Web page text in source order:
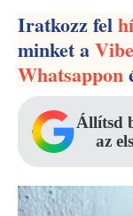
Iratkozz fel
minket a
Whatsappon
Állítsd
az